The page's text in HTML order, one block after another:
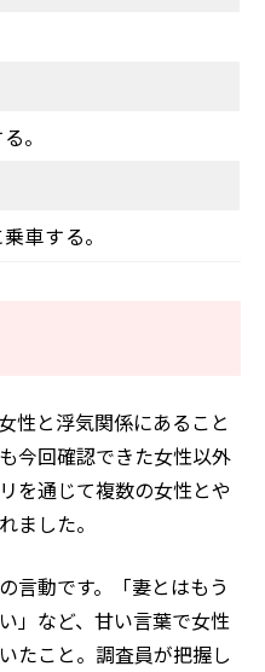
。
車する。
性と浮気関係にあること
今回確認できた女性以外
を通じて複数の女性とや
ました。
言動です。「妻とはもう
」など、甘い言葉で女性
たこと。調査員が把握し